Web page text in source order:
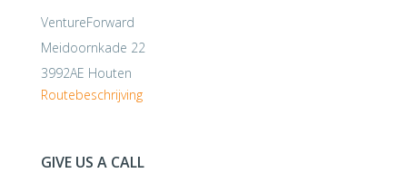
VentureForward
Meidoornkade 22
3992AE Houten
Routebeschrijving
GIVE US A CALL